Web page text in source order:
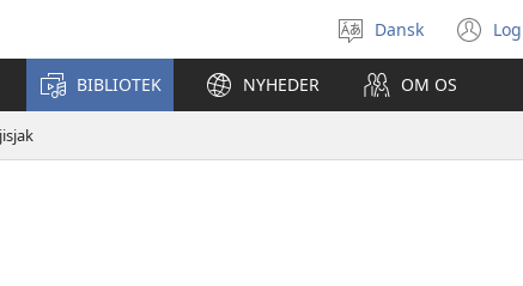
Vælg
sprog
Dansk
BIBLIOTEK NYHEDER OM OS